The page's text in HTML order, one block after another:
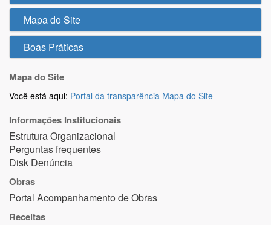
Mapa do Site
Boas Práticas
Mapa do Site
Você está aqui: Portal da transparência Mapa do Site
Informações Institucionais
Estrutura Organizacional
Perguntas frequentes
Disk Denúncia
Obras
Portal Acompanhamento de Obras
Receitas